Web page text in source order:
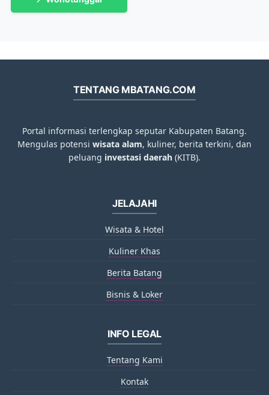
TENTANG MBATANG.COM
Portal informasi terlengkap seputar Kabupaten Batang.
Mengulas potensi wisata alam, kuliner, berita terkini, dan
peluang investasi daerah (KITB).
JELAJAHI
Wisata & Hotel
Kuliner Khas
Berita Batang
Bisnis & Loker
INFO LEGAL
Tentang Kami
Kontak